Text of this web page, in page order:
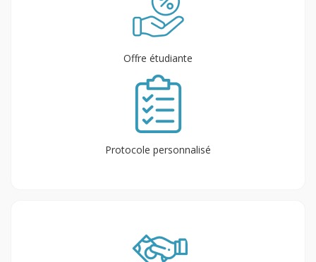
Offre étudiante
Protocole personnalisé